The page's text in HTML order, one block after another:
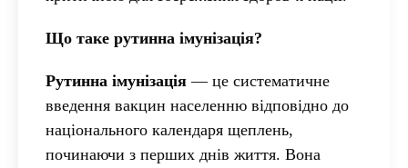
Що таке рутинна імунізація?
Рутинна імунізація — це систематичне
введення вакцин населенню відповідно до
національного календаря щеплень,
починаючи з перших днів життя. Вона